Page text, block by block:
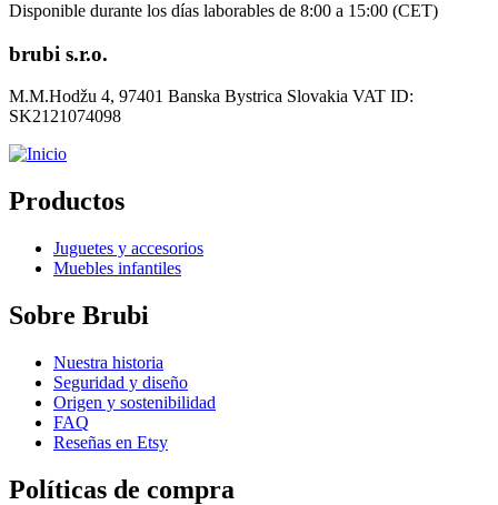
Disponible durante los días laborables de 8:00 a 15:00 (CET)
brubi s.r.o.
M.M.Hodžu 4, 97401 Banska Bystrica Slovakia VAT ID:
SK2121074098
Productos
Juguetes y accesorios
Muebles infantiles
Sobre Brubi
Nuestra historia
Seguridad y diseño
Origen y sostenibilidad
FAQ
Reseñas en Etsy
Políticas de compra